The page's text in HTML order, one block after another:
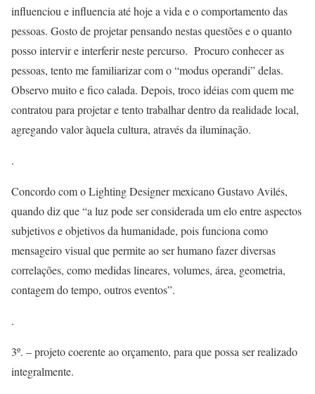
influenciou e influencia até hoje a vida e o comportamento das
pessoas. Gosto de projetar pensando nestas questões e o quanto
posso intervir e interferir neste percurso. Procuro conhecer as
pessoas, tento me familiarizar com o “modus operandi” delas.
Observo muito e fico calada. Depois, troco idéias com quem me
contratou para projetar e tento trabalhar dentro da realidade local,
agregando valor àquela cultura, através da iluminação.
.
Concordo com o Lighting Designer mexicano Gustavo Avilés,
quando diz que “a luz pode ser considerada um elo entre aspectos
subjetivos e objetivos da humanidade, pois funciona como
mensageiro visual que permite ao ser humano fazer diversas
correlações, como medidas lineares, volumes, área, geometria,
contagem do tempo, outros eventos”.
.
3º. – projeto coerente ao orçamento, para que possa ser realizado
integralmente.